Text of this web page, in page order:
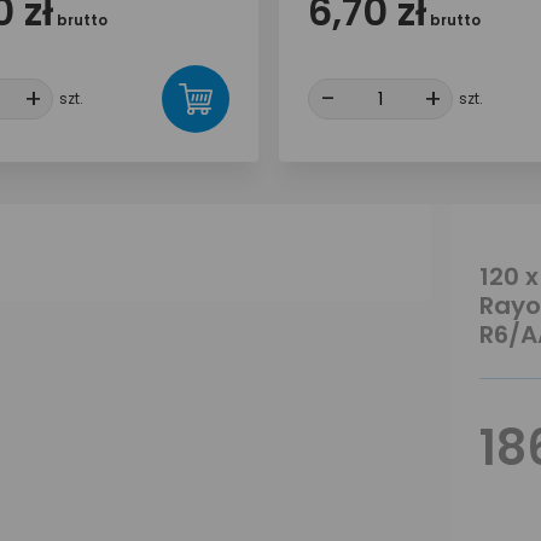
zł brutto
+ +
szt.
6,70 zł brutto
- + +
szt.
120
R6/